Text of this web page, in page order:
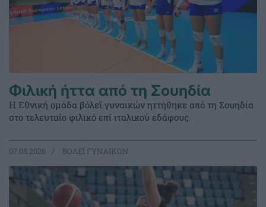
Φιλική ήττα από τη Σουηδία
Η Εθνική ομάδα βόλεϊ γυναικών ηττήθηκε από τη Σουηδία
στο τελευταίο φιλικό επί ιταλικού εδάφους.
07.08.2026 ΒΟΛΕΪ ΓΥΝΑΙΚΩΝ